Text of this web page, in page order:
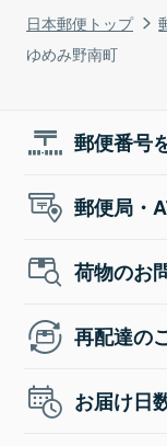
日本郵便トップ
ゆめみ野南町
郵便番号
郵便局・
荷物のお
再配達の
お届け日